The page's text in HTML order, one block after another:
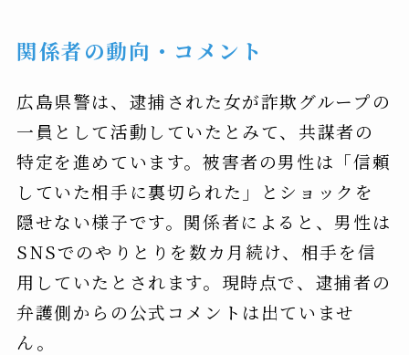
関係者の動向・コメント
広島県警は、逮捕された女が詐欺グループの
一員として活動していたとみて、共謀者の
特定を進めています。被害者の男性は「信頼
していた相手に裏切られた」とショックを
隠せない様子です。関係者によると、男性は
SNSでのやりとりを数カ月続け、相手を信
用していたとされます。現時点で、逮捕者の
弁護側からの公式コメントは出ていませ
ん。